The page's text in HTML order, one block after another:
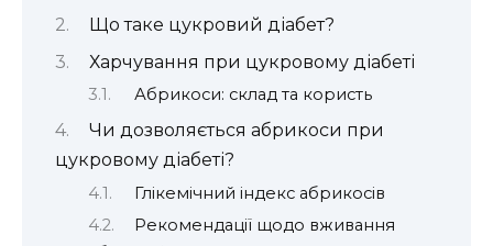
Що таке цукровий діабет?
Харчування при цукровому діабеті
Абрикоси: склад та користь
Чи дозволяється абрикоси при
цукровому діабеті?
Глікемічний індекс абрикосів
Рекомендації щодо вживання